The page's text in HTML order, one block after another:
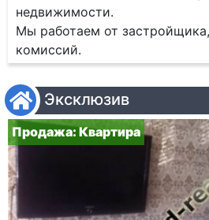
недвижимости.
Мы работаем от
комиссий.
Эксклюзив
Продажа: Квартира